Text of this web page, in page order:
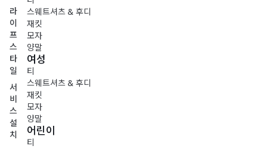
라
이
프
스
타
일
서
비
스
설
치
스웨트셔츠 & 후디
재킷
모자
양말
여성
티
스웨트셔츠 & 후디
재킷
모자
양말
어린이
티